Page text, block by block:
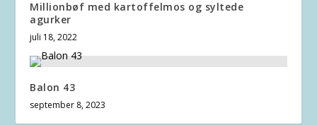
Millionbøf med kartoffelmos og syltede
agurker
juli 18, 2022
Balon 43
september 8, 2023